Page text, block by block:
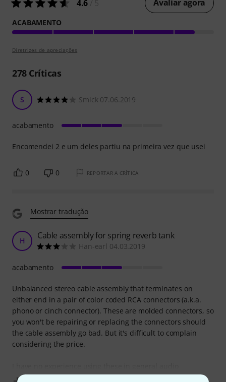
4.6 Avaliar agora
ACABAMENTO
Diretrizes de apreciações
278Críticas
S Smick 07.06.2019
Encomendei 2 e um deles partiu na primeira vez que usei
acabamento
0 0 REPORTAR A CRÍTICA
Mostrar tradução
H Cable assembly for spring reverb tank
Han-earl 04.03.2019
Unbalanced stereo cable assembly that terminates on
either end in a pair of color coded RCA connectors (a.k.a.
phono or cinch connector). These are molded connectors, so
you won't be repairing or replacing the connectors should
the cable assembly go bad. But it's difficult to complain
considering the price.
acabamento